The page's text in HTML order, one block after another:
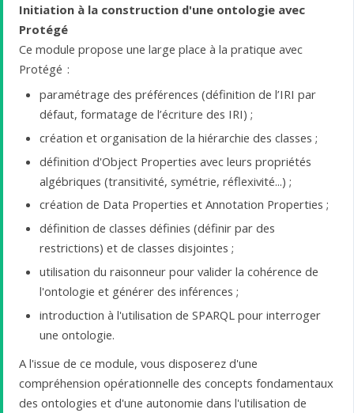
Initiation à la construction d'une ontologie avec
Protégé
Ce module propose une large place à la pratique avec
Protégé :
paramétrage des préférences (définition de l’IRI par
défaut, formatage de l’écriture des IRI) ;
création et organisation de la hiérarchie des classes ;
définition d'Object Properties avec leurs propriétés
algébriques (transitivité, symétrie, réflexivité...) ;
création de Data Properties et Annotation Properties ;
définition de classes définies (définir par des
restrictions) et de classes disjointes ;
utilisation du raisonneur pour valider la cohérence de
l'ontologie et générer des inférences ;
introduction à l'utilisation de SPARQL pour interroger
une ontologie.
A l'issue de ce module, vous disposerez d'une
compréhension opérationnelle des concepts fondamentaux
des ontologies et d'une autonomie dans l'utilisation de